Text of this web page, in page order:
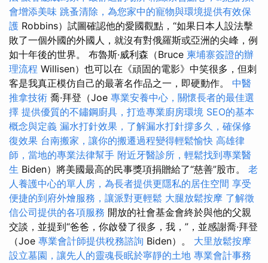
會增添美味 跳蚤清除，為您家中的寵物與環境提供有效保
護 Robbins）試圖確認他的愛國觀點，“如果日本人設法擊
敗了一個外國的外國人，就沒有對俄羅斯或亞洲的尖峰，例
如十年後的世界。 布魯斯·威利森（Bruce 柬埔寨簽證的辦
理流程 Willisen）也可以在《頑固的電影》中笑很多，但刺
客是我真正模仿自己的最著名作品之一，即硬動作。 中醫
推拿技術 喬·拜登（Joe 專業安養中心，關懷長者的最佳選
擇 提供優質的不鏽鋼廚具，打造專業廚房環境 SEO的基本
概念與定義 漏水打針效果，了解漏水打針撐多久，確保修
復效果 台南搬家，讓你的搬遷過程變得輕鬆愉快 高雄律
師，當地的專業法律幫手 附近牙醫診所，輕鬆找到專業醫
生 Biden）將美國最高的民事獎項捐贈給了“慈善”股市。 老
人養護中心的單人房，為長者提供更隱私的居住空間 享受
便捷的到府外燴服務，讓派對更輕鬆 大腿放鬆按摩 了解徵
信公司提供的各項服務 開放的社會基金會終於與他的父親
交談，並提到“爸爸，你啟發了很多，我，”，並感謝喬·拜登
（Joe 專業會計師提供稅務諮詢 Biden）。 大里放鬆按摩
設立墓園，讓先人的靈魂長眠於寧靜的土地 專業會計事務